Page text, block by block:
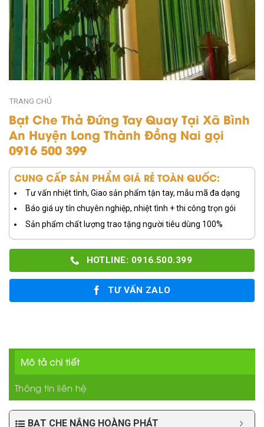
TRANG CHỦ
Bạt Che Thả Đứng Tay Quay Tại Xã Bình
An Huyện Long Thành Đồng Nai gọi
0916 500 399
CUNG CẤP SẢN PHẨM GIÁ RẺ TOÀN QUỐC:
Tư vấn nhiệt tình, Giao sản phẩm tận tay, mẫu mã đa dạng
Báo giá uy tín chuyên nghiệp, nhiệt tình + thi công trọn gói
Sản phẩm chất lượng trao tặng người tiêu dùng 100%
HOTLINE: 0916.500.399
TƯ VẤN ZALO
Mô tả chi tiết
Thông tin liên hệ
BẠT CHE NẮNG HOÀNG PHÁT